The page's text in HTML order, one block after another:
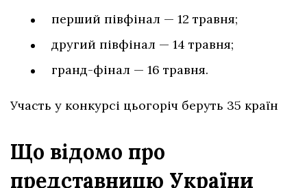
перший півфінал — 12 травня;
другий півфінал — 14 травня;
гранд-фінал — 16 травня.
Участь у конкурсі цьогоріч беруть 35 країн
Що відомо про
представницю України